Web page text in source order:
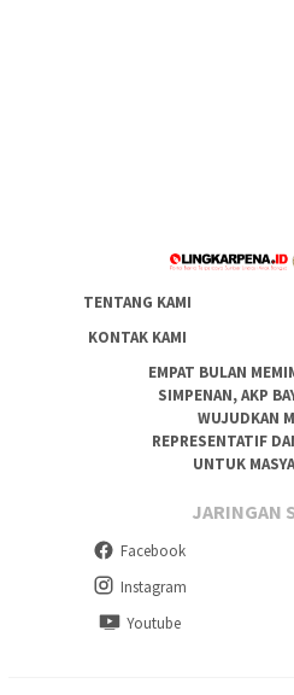
TENTANG KAMI
KONTAK KAMI
EMPAT BULAN
SIMPENAN, AKP
WUJUDKAN
REPRESENTATIF
UNTUK
JARINGAN
Facebook
Instagram
Youtube